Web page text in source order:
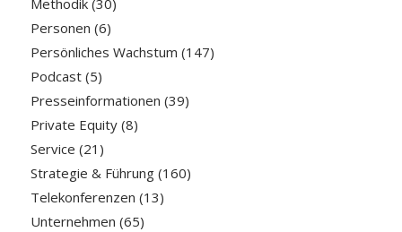
Personen (6)
Persönliches Wachstum (147)
Podcast(5)
Presseinformationen (39)
Private Equity(8)
Service (21)
Strategie & Führung(160)
Telekonferenzen (13)
Unternehmen (65)